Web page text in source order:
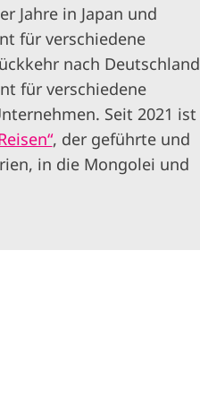
Jahre in Japan und
für verschiedene
nach Deutschland
für verschiedene
Seit 2021 ist
, der geführte und
in die Mongolei und